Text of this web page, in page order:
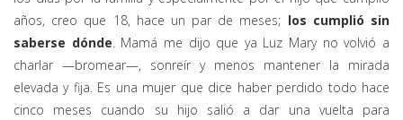
años, creo que 18, hace un par de meses; los cumplió sin
saberse dónde. Mamá me dijo que ya Luz Mary no volvió a
charlar —bromear—, sonreír y menos mantener la mirada
elevada y fija. Es una mujer que dice haber perdido todo hace
cinco meses cuando su hijo salió a dar una vuelta para